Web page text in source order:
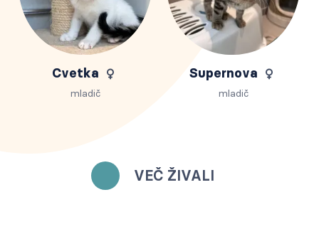
VEČ ŽIVALI
Cvetka
mladič
Supernova
mladič